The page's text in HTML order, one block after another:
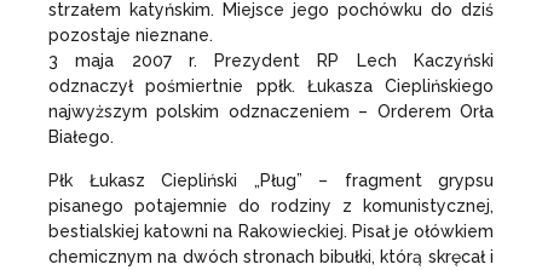
strzałem katyńskim. Miejsce jego pochówku do dziś
pozostaje nieznane.
3 maja 2007 r. Prezydent RP Lech Kaczyński
odznaczył pośmiertnie ppłk. Łukasza Cieplińskiego
najwyższym polskim odznaczeniem – Orderem Orła
Białego.
Płk Łukasz Ciepliński „Pług” – fragment grypsu
pisanego potajemnie do rodziny z komunistycznej,
bestialskiej katowni na Rakowieckiej. Pisał je ołówkiem
chemicznym na dwóch stronach bibułki, którą skręcał i